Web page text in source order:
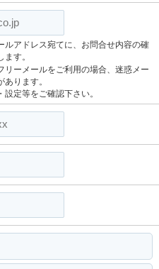
アドレス宛てに、お問合せ内容の確
す。
ーメールをご利用の場合、迷惑メー
ります。
定等をご確認下さい。